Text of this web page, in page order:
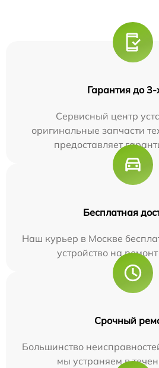
Гарантия до 3-
Сервисный центр
оригинальные запчасти
предоставляет
Бесплатная
Наш курьер в Москве
устройство на
Срочный
Большинство
мы устраняем в